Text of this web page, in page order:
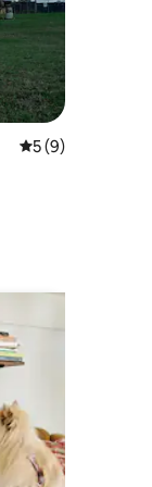
Prosječna
5 (9)